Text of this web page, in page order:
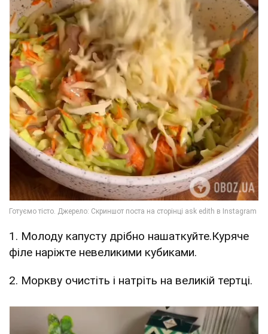
1. Молоду капусту дрібно нашаткуйте.Куряче
філе наріжте невеликими кубиками.
2. Моркву очистіть і натріть на великій тертці.